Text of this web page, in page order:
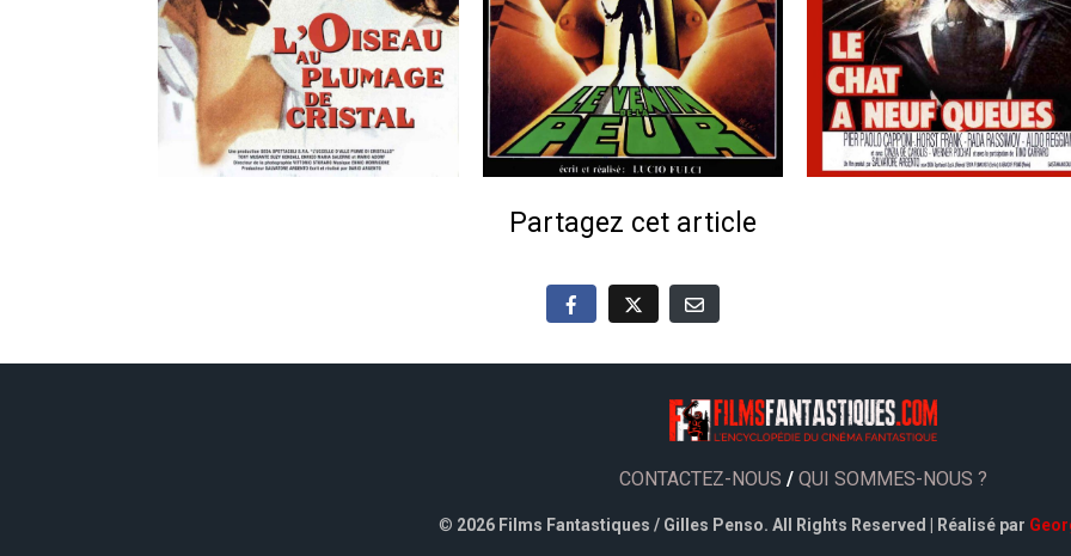
Partagez cet article
CONTACTEZ-NOUS / QUI SOMMES-NOUS ?
© 2026 Films Fantastiques / Gilles Penso. All Rights Reserved | Réalisé par